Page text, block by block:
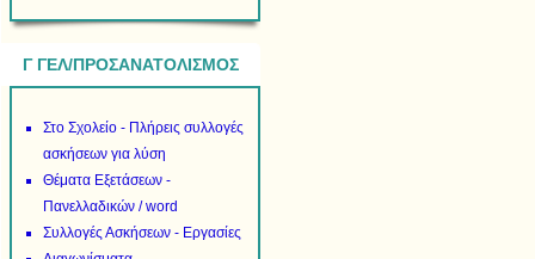
Γ ΓΕΛ/ΠΡΟΣΑΝΑΤΟΛΙΣΜΟΣ
Στο Σχολείο - Πλήρεις συλλογές
ασκήσεων για λύση
Θέματα Εξετάσεων -
Πανελλαδικών / word
Συλλογές Ασκήσεων - Εργασίες